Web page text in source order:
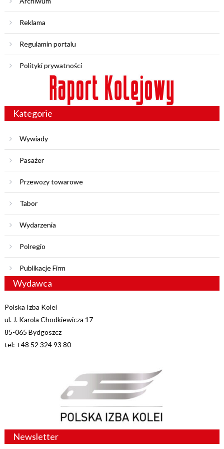
Reklama
Regulamin portalu
Polityki prywatności
Kategorie
Wywiady
Pasażer
Przewozy towarowe
Tabor
Wydarzenia
Polregio
Publikacje Firm
Wydawca
Polska Izba Kolei
ul. J. Karola Chodkiewicza 17
85-065 Bydgoszcz
tel: +48 52 324 93 80
Newsletter